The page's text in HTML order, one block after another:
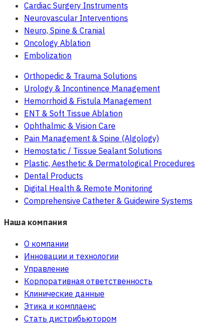
Cardiac Surgery Instruments
Neurovascular Interventions
Neuro, Spine & Cranial
Oncology Ablation
Embolization
Orthopedic & Trauma Solutions
Urology & Incontinence Management
Hemorrhoid & Fistula Management
ENT & Soft Tissue Ablation
Ophthalmic & Vision Care
Pain Management & Spine (Algology)
Hemostatic / Tissue Sealant Solutions
Plastic, Aesthetic & Dermatological Procedures
Dental Products
Digital Health & Remote Monitoring
Comprehensive Catheter & Guidewire Systems
Наша компания
О компании
Инновации и технологии
Управление
Корпоративная ответственность
Клинические данные
Этика и комплаенс
Стать дистрибьютором